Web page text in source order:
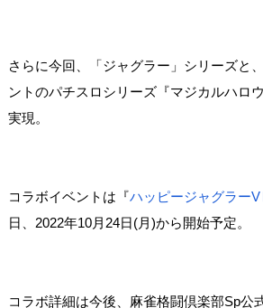
さらに今回、「ジャグラー」シリーズと
ントのパチスロシリーズ『マジカルハロ
実現。
コラボイベントは『ハッピージャグラー
日、2022年10月24日(月)から開始予定。
コラボ詳細は今後、麻雀格闘倶楽部Sp公